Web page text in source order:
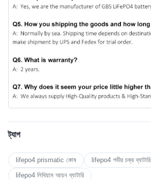
ট্যাগ
lifepo4 prismatic কোষ
lifepo4 গভীর চক্র ব্যাটারি
lifepo4 লিথিয়াম আয়ন ব্যাটারি